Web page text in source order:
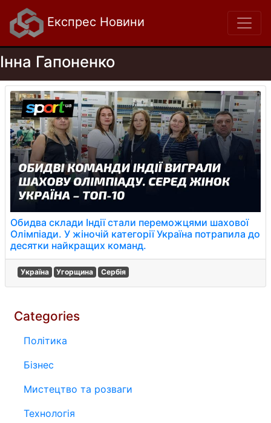
Експрес Новини
Інна Гапоненко
Обидва склади Індії стали переможцями шахової
Олімпіади. У жіночій категорії Україна потрапила до
десятки найкращих команд.
Україна Угорщина Сербія
Categories
Політика
Бізнес
Мистецтво та розваги
Технологія